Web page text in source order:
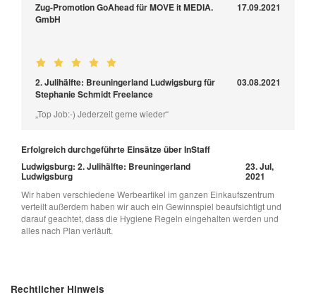
Zug-Promotion GoAhead für MOVE it MEDIA.
GmbH
17.09.2021
2. Julihälfte: Breuningerland Ludwigsburg für
Stephanie Schmidt Freelance
03.08.2021
„Top Job:-) Jederzeit gerne wieder“
Erfolgreich durchgeführte Einsätze über InStaff
Ludwigsburg: 2. Julihälfte: Breuningerland
Ludwigsburg
23. Jul,
2021
Wir haben verschiedene Werbeartikel im ganzen Einkaufszentrum
verteilt außerdem haben wir auch ein Gewinnspiel beaufsichtigt und
darauf geachtet, dass die Hygiene Regeln eingehalten werden und
alles nach Plan verläuft.
Rechtlicher Hinweis